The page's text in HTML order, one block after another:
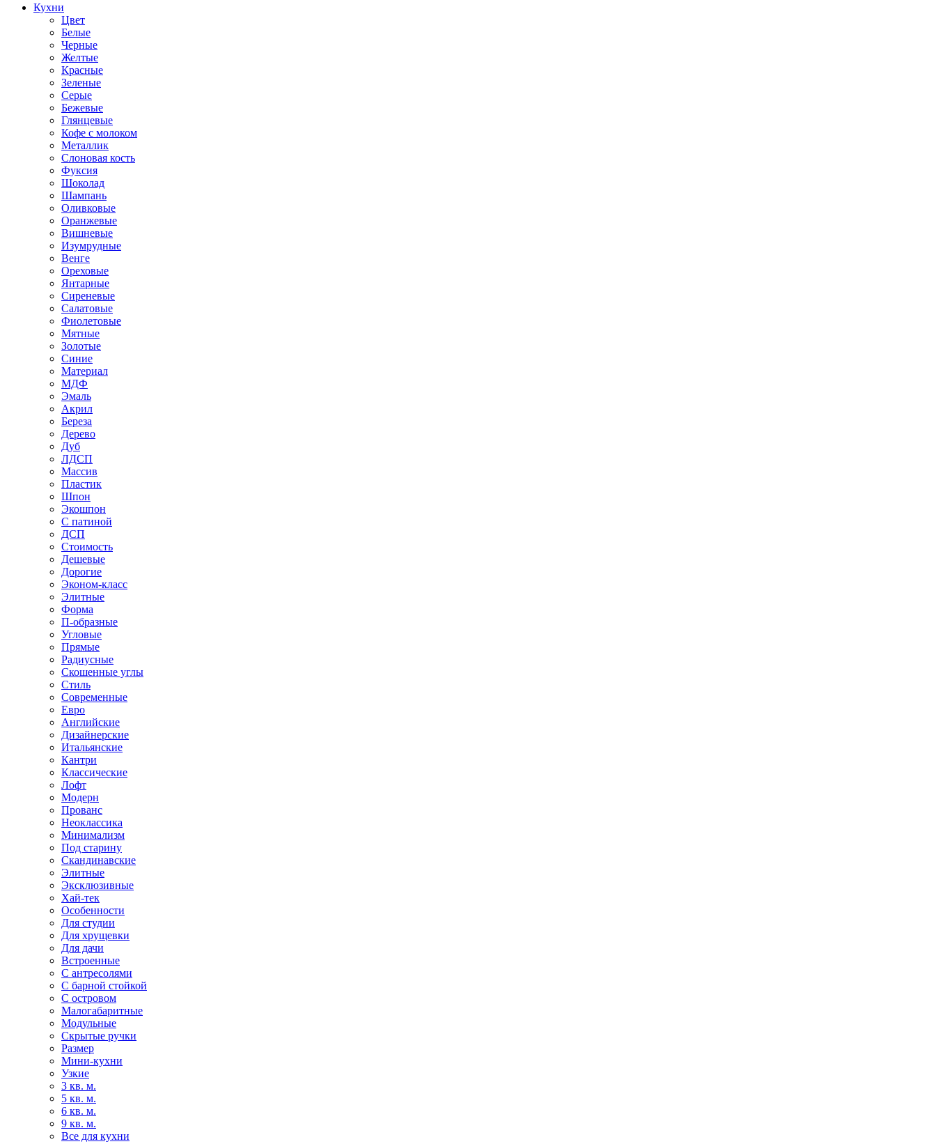
Кухни
Цвет
Белые
Черные
Желтые
Красные
Зеленые
Серые
Бежевые
Глянцевые
Кофе с молоком
Металлик
Слоновая кость
Фуксия
Шоколад
Шампань
Оливковые
Оранжевые
Вишневые
Изумрудные
Венге
Ореховые
Янтарные
Сиреневые
Салатовые
Фиолетовые
Мятные
Золотые
Синие
Материал
МДФ
Эмаль
Акрил
Береза
Дерево
Дуб
ЛДСП
Массив
Пластик
Шпон
Экошпон
С патиной
ДСП
Стоимость
Дешевые
Дорогие
Эконом-класс
Элитные
Форма
П-образные
Угловые
Прямые
Радиусные
Скошенные углы
Стиль
Современные
Евро
Английские
Дизайнерские
Итальянские
Кантри
Классические
Лофт
Модерн
Прованс
Неоклассика
Минимализм
Под старину
Скандинавские
Элитные
Эксклюзивные
Хай-тек
Особенности
Для студии
Для хрущевки
Для дачи
Встроенные
С антресолями
С барной стойкой
С островом
Малогабаритные
Модульные
Скрытые ручки
Размер
Мини-кухни
Узкие
3 кв. м.
5 кв. м.
6 кв. м.
9 кв. м.
Все для кухни